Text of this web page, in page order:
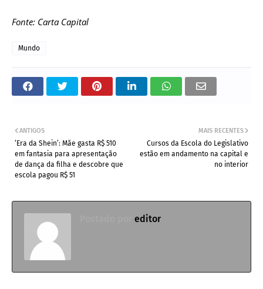
Fonte: Carta Capital
Mundo
MAIS RECENTES
Cursos da Escola do Legislativo
estão em andamento na capital e
no interior
ANTIGOS
‘Era da Shein’: Mãe gasta R$ 510
em fantasia para apresentação
de dança da filha e descobre que
escola pagou R$ 51
editor